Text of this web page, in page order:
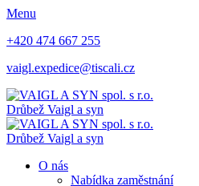
Menu
+420 474 667 255
vaigl.expedice@tiscali.cz
Drůbež Vaigl a syn
Drůbež Vaigl a syn
O nás
Nabídka zaměstnání